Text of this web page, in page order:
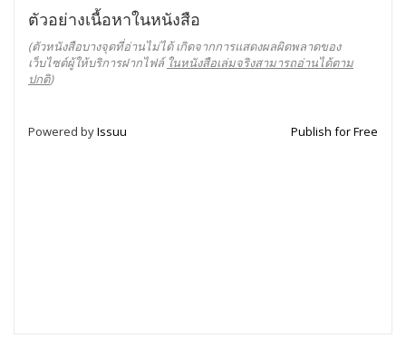
ตัวอย่างเนื้อหาในหนังสือ
(ตัวหนังสือบางจุดที่อ่านไม่ได้ เกิดจากการแสดงผลผิดพลาดของ
เว็บไซต์ผู้ให้บริการฝากไฟล์ ในหนังสือเล่มจริงสามารถอ่านได้ตาม
ปกติ)
Powered byIssuu Publish for Free